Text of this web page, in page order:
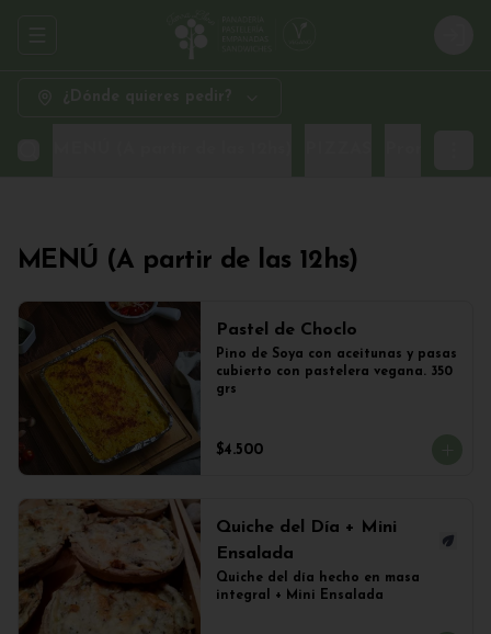
MENÚ (A partir de las 12hs)
Pastel de Choclo
Pino de Soya con aceitunas y pasas
cubierto con pastelera vegana. 350
grs
$4.500
Quiche del Día + Mini
Ensalada
Quiche del día hecho en masa
integral + Mini Ensalada